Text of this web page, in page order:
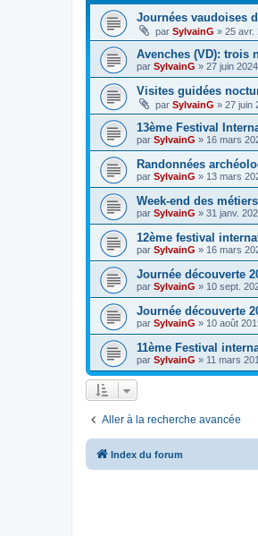
Journées vaudoises
par SylvainG » 25 avr.
Avenches (VD): trois
par SylvainG » 27 juin
Visites guidées
par SylvainG » 27 juin
13ème Festival
par SylvainG » 16 mars
Randonnées
par SylvainG » 13 mars
Week-end des
par SylvainG » 31 janv.
12ème festival
par SylvainG » 16 mars
Journée découverte
par SylvainG » 10 sept.
Journée découverte
par SylvainG » 10 août
11ème Festival
par SylvainG » 11 mars
Aller à la recherche avancée
Index du forum